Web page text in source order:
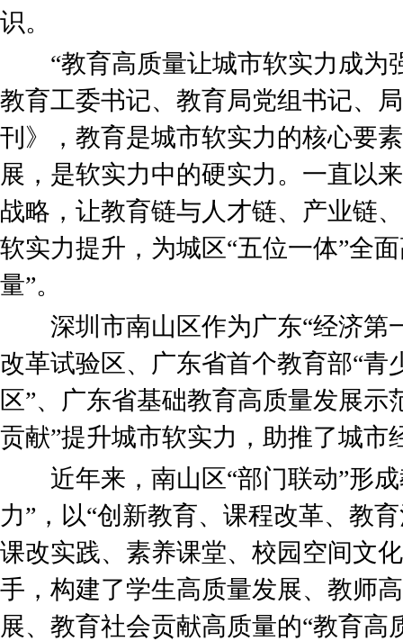
识。
“教育高质量让城市软实力成为
教育工委书记、教育局党组书记、
刊》，教育是城市软实力的核心要
展，是软实力中的硬实力。一直以
战略，让教育链与人才链、产业链
软实力提升，为城区“五位一体”全
量”。
深圳市南山区作为广东“经济第
改革试验区、广东省首个教育部“青
区”、广东省基础教育高质量发展示
贡献”提升城市软实力，助推了城市
近年来，南山区“部门联动”形成
力”，以“创新教育、课程改革、教
课改实践、素养课堂、校园空间文
手，构建了学生高质量发展、教师
展、教育社会贡献高质量的“教育高